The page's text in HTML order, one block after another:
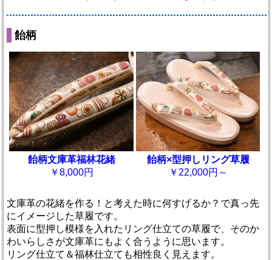
飴柄
飴柄文庫革福林花緒
￥8,000円
飴柄×型押しリング草履
￥22,000円～
文庫革の花緒を作る！と考えた時に何すげるか？で真っ先
にイメージした草履です。
表面に型押し模様を入れたリング仕立ての草履で、そのか
わいらしさが文庫革にもよく合うように思います。
リング仕立て＆福林仕立ても相性良く見えます。